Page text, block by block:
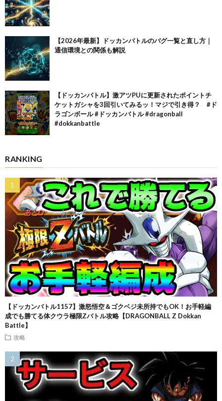
【2026年最新】ドッカンバトルのバグ一覧と直し方｜
通信環境との関係も解説
【ドッカンバトル】激アツPUに更新されたポイントチ
ケットガシャを3回引いてみるッ！マジで引き得？ #ド
ラゴンボール #ドッカンバトル #dragonball
#dokkanbattle
RANKING
【ドッカンバトル1157】激怒悟空＆ゴクベジ未所持でもOK！お手軽編
成でも勝てる体クウラ極限Zバトル攻略【DRAGONBALL Z Dokkan
Battle】
攻略